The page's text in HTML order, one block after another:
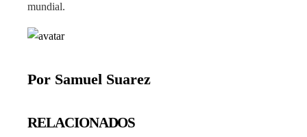
mundial.
Por Samuel Suarez
RELACIONADOS